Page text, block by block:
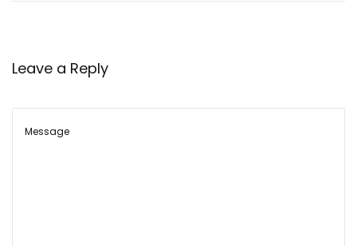
Leave a Reply